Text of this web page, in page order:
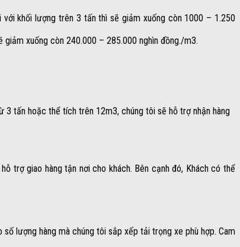
khối lượng trên 3 tấn thì sẽ giảm xuống còn 1000 – 1.250
xuống còn 240.000 – 285.000 nghìn đồng./m3.
3 tấn hoặc thể tích trên 12m3, chúng tôi sẽ hỗ trợ nhận hàng
trợ giao hàng tận nơi cho khách. Bên cạnh đó, Khách có thể
lượng hàng mà chúng tôi sắp xếp tải trọng xe phù hợp. Cam